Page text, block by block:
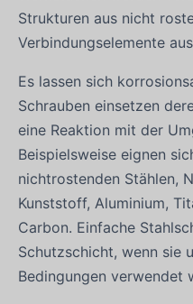
Strukturen aus nicht
Verbindungselemente
Es lassen sich
Schrauben einsetzen
eine Reaktion mit der
Beispielsweise eignen
nichtrostenden Stählen,
Kunststoff, Aluminium,
Carbon. Einfache
Schutzschicht, wenn sie
Bedingungen verwendet